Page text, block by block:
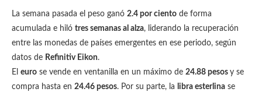
La semana pasada el peso ganó 2.4 por ciento de forma
acumulada e hiló tres semanas al alza, liderando la recuperación
entre las monedas de países emergentes en ese periodo, según
datos de Refinitiv Eikon.
El euro se vende en ventanilla en un máximo de 24.88 pesos y se
compra hasta en 24.46 pesos. Por su parte, la libra esterlina se